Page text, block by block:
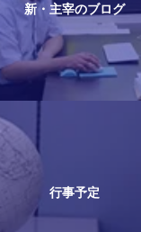
新・主宰のブログ
行事予定